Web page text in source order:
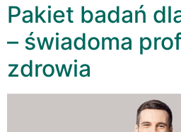
Pakiet badań
– świadoma
zdrowia